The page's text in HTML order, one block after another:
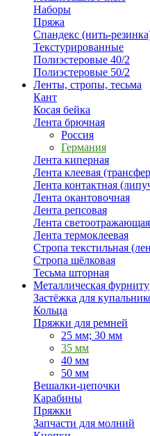
Наборы
Пряжа
Спандекс (нить-
Текстурированные
Полиэстеровые 40/2
Полиэстеровые 50/2
Ленты, стропы, тесьма
Кант
Косая бейка
Лента брючная
Россия
Германия
Лента киперная
Лента клеевая
Лента контактная
Лента окантовочная
Лента репсовая
Лента светоотражающая
Лента термоклеевая
Стропа текстильная
Стропа шёлковая
Тесьма шторная
Металлическая
Застёжка для
Кольца
Пряжки для ремней
25 мм; 30 мм
35 мм
40 мм
50 мм
Вешалки-цепочки
Карабины
Пряжки
Запчасти для молний